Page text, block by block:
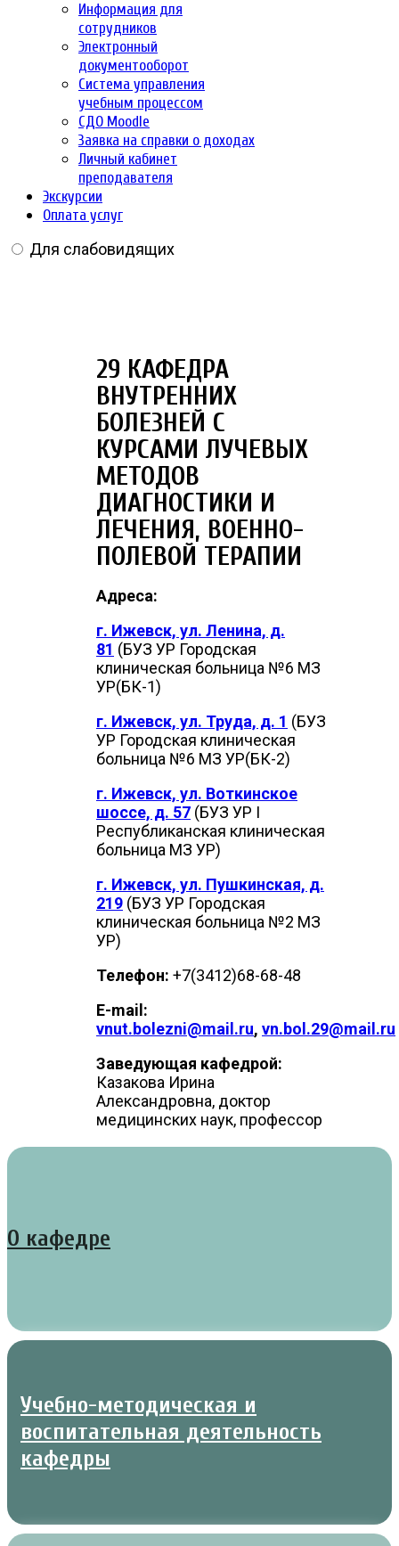
Информация для
сотрудников
Электронный
документооборот
Система управления
учебным процессом
СДО Moodle
Заявка на справки о доходах
Личный кабинет
преподавателя
Экскурсии
Оплата услуг
Для слабовидящих
29 КАФЕДРА
ВНУТРЕННИХ
БОЛЕЗНЕЙ С
КУРСАМИ ЛУЧЕВЫХ
МЕТОДОВ
ДИАГНОСТИКИ И
ЛЕЧЕНИЯ, ВОЕННО-
ПОЛЕВОЙ ТЕРАПИИ
Адреса:
г. Ижевск, ул. Ленина, д.
81 (БУЗ УР Городская
клиническая больница №6 МЗ
УР(БК-1)
г. Ижевск, ул. Труда, д. 1 (БУЗ
УР Городская клиническая
больница №6 МЗ УР(БК-2)
г. Ижевск, ул. Воткинское
шоссе, д. 57 (БУЗ УР I
Республиканская клиническая
больница МЗ УР)
г. Ижевск, ул. Пушкинская, д.
219 (БУЗ УР Городская
клиническая больница №2 МЗ
УР)
Телефон: +7(3412)68-68-48
E-mail:
vnut.bolezni@mail.ru, vn.bol.29@mail.ru
Заведующая кафедрой:
Казакова Ирина
Александровна, доктор
медицинских наук, профессор
О кафедре
Учебно-методическая и
воспитательная деятельность
кафедры